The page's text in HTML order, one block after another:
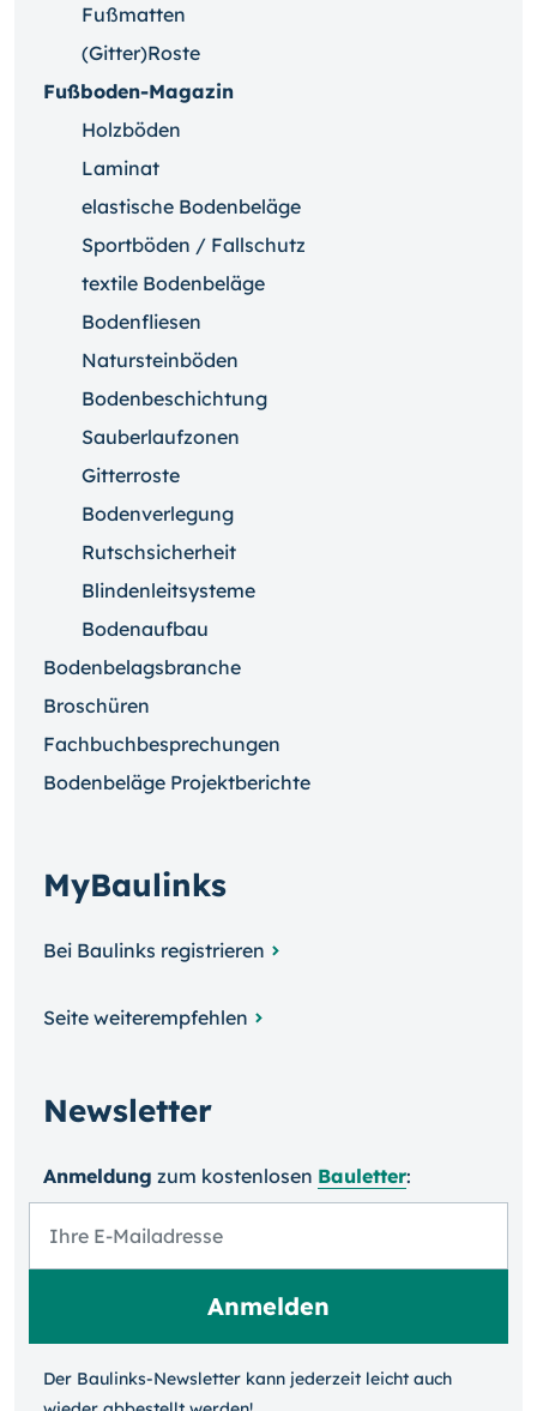
Fußmatten
(Gitter)Roste
Fußboden-Magazin
Holzböden
Laminat
elastische Bodenbeläge
Sportböden / Fallschutz
textile Bodenbeläge
Bodenfliesen
Natursteinböden
Bodenbeschichtung
Sauberlaufzonen
Gitterroste
Bodenverlegung
Rutschsicherheit
Blindenleitsysteme
Bodenaufbau
Bodenbelagsbranche
Broschüren
Fachbuchbesprechungen
Bodenbeläge Projektberichte
MyBaulinks
Bei Baulinks registrieren
Seite weiterempfehlen
Newsletter
Anmeldung zum kosten­losen Bauletter:
Der Baulinks-Newsletter kann jeder­zeit leicht auch